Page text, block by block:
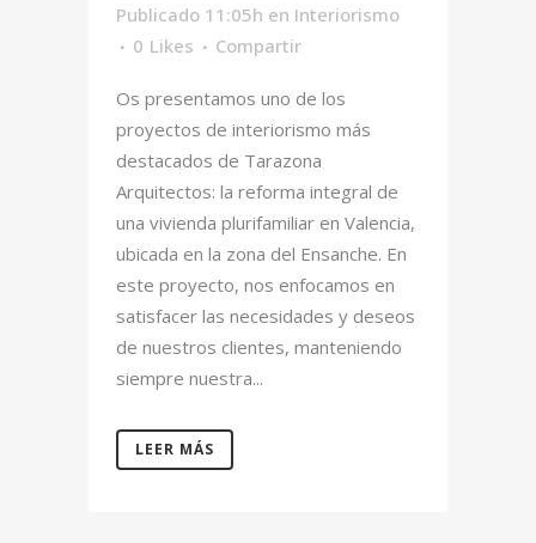
Publicado 11:05h en Interiorismo
0 Likes Compartir
Os presentamos uno de los
proyectos de interiorismo más
destacados de Tarazona
Arquitectos: la reforma integral de
una vivienda plurifamiliar en Valencia,
ubicada en la zona del Ensanche. En
este proyecto, nos enfocamos en
satisfacer las necesidades y deseos
de nuestros clientes, manteniendo
siempre nuestra...
LEER MÁS